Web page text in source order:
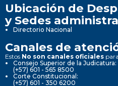
Ubicación de
y Sedes
Directorio Nacional
Canales de
Estos No son canales oficiales
Consejo Superior de la Judicatura:
(+57) 601 - 565 8500
Corte Constitucional:
(+57) 601 - 350 6200